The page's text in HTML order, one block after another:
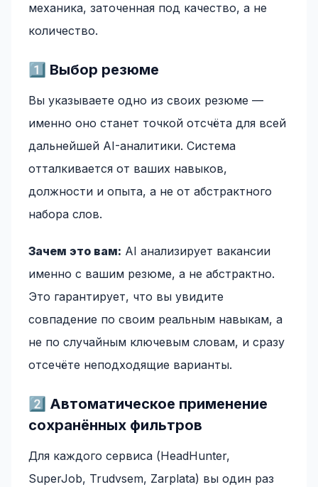
механика, заточенная под качество, а не
количество.
1️⃣ Выбор резюме
Вы указываете одно из своих резюме —
именно оно станет точкой отсчёта для всей
дальнейшей AI-аналитики. Система
отталкивается от ваших навыков,
должности и опыта, а не от абстрактного
набора слов.
Зачем это вам: AI анализирует вакансии
именно с вашим резюме, а не абстрактно.
Это гарантирует, что вы увидите
совпадение по своим реальным навыкам, а
не по случайным ключевым словам, и сразу
отсечёте неподходящие варианты.
2️⃣ Автоматическое применение
сохранённых фильтров
Для каждого сервиса (HeadHunter,
SuperJob, Trudvsem, Zarplata) вы один раз